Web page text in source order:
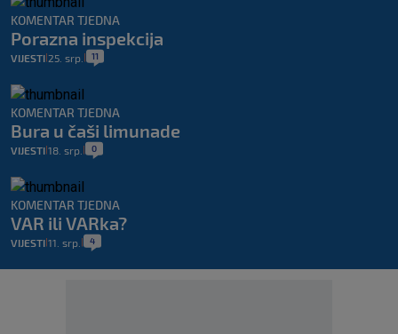
KOMENTAR TJEDNA
Porazna inspekcija
VIJESTI 25. srp. 11
KOMENTAR TJEDNA
Bura u čaši limunade
VIJESTI 18. srp. 0
KOMENTAR TJEDNA
VAR ili VARka?
VIJESTI 11. srp. 4